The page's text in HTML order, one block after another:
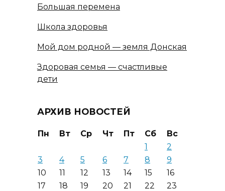
Большая перемена
Школа здоровья
Мой дом родной — земля Донская
Здоровая семья — счастливые
дети
АРХИВ НОВОСТЕЙ
Пн Вт Ср Чт Пт Сб
Вс
1
2
3
4 5 6 7 8
9
10
11 12 13 14 15
16
17
18 19 20 21 22
23